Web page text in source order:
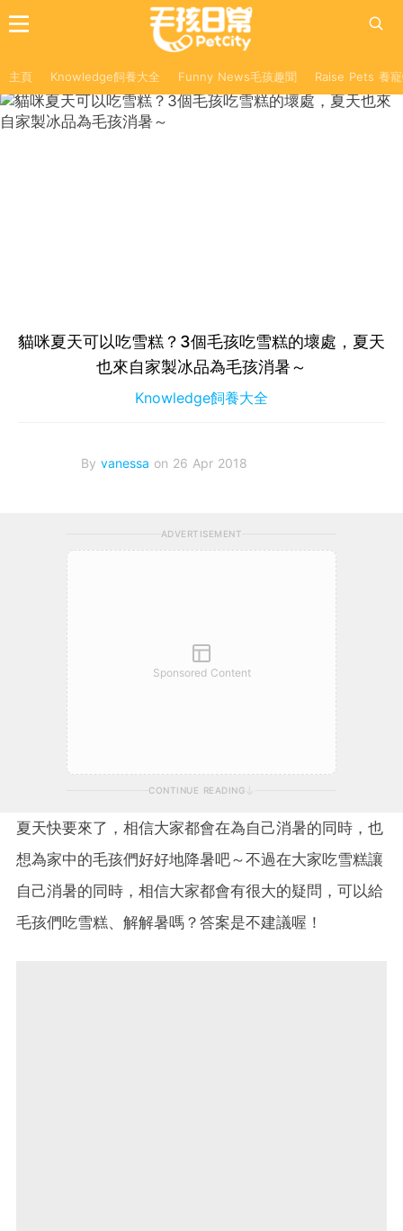
主頁 Knowledge飼養大全 Funny News毛孩趣聞 Raise Pets 養
貓咪夏天可以吃雪糕？3個毛孩吃雪糕的壞處，夏天
也來自家製冰品為毛孩消暑～
Knowledge飼養大全
By vanessa on 26 Apr 2018
ADVERTISEMENT
Sponsored Content
CONTINUE READING
夏天快要來了，相信大家都會在為自己消暑的同時，也
想為家中的毛孩們好好地降暑吧～不過在大家吃雪糕讓
自己消暑的同時，相信大家都會有很大的疑問，可以給
毛孩們吃雪糕、解解暑嗎？答案是不建議喔！